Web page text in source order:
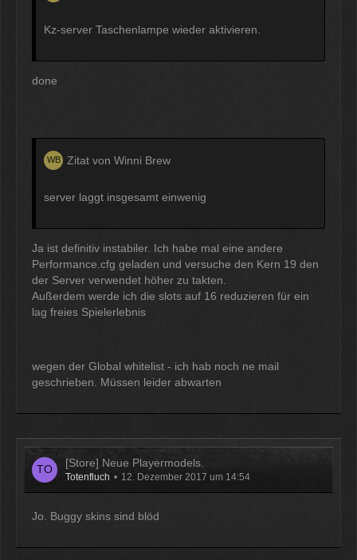
Kz-server Taschenlampe wieder aktivieren.
done
Zitat von Winni Brew
server laggt insgesamt einwenig
Ja ist definitiv instabiler. Ich habe mal eine andere
Performance.cfg geladen und versuche den Kern 19 den
der Server verwendet höher zu takten.
Außerdem werde ich die slots auf 16 reduzieren für ein
lag freies Spielerlebnis
wegen der Global whitelist - ich hab noch ne mail
geschrieben. Müssen leider abwarten
[Store] Neue Playermodels.
Totenfluch 12. Dezember 2017 um 14:54
Jo. Buggy skins sind blöd